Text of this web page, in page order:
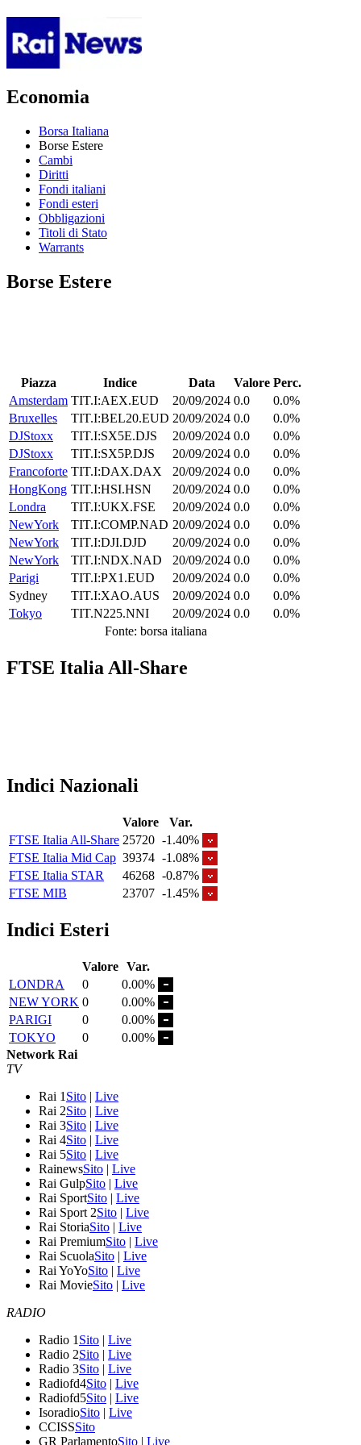
Economia
Borsa Italiana
Borse Estere
Cambi
Diritti
Fondi italiani
Fondi esteri
Obbligazioni
Titoli di Stato
Warrants
Borse Estere
Piazza Indice Data Valore Perc.
Amsterdam TIT.I:AEX.EUD 20/09/2024 0.0
0.0%
Bruxelles
TIT.I:BEL20.EUD 20/09/2024 0.0
0.0%
DJStoxx
TIT.I:SX5E.DJS 20/09/2024 0.0
0.0%
DJStoxx
TIT.I:SX5P.DJS 20/09/2024 0.0
0.0%
Francoforte TIT.I:DAX.DAX 20/09/2024 0.0
0.0%
HongKong TIT.I:HSI.HSN 20/09/2024 0.0
0.0%
Londra
TIT.I:UKX.FSE 20/09/2024 0.0
0.0%
NewYork
TIT.I:COMP.NAD 20/09/2024 0.0
0.0%
NewYork
TIT.I:DJI.DJD 20/09/2024 0.0
0.0%
NewYork
TIT.I:NDX.NAD 20/09/2024 0.0
0.0%
Parigi
TIT.I:PX1.EUD 20/09/2024 0.0
0.0%
Sydney
TIT.I:XAO.AUS 20/09/2024 0.0
0.0%
Tokyo
TIT.N225.NNI 20/09/2024 0.0
0.0%
Fonte: borsa italiana
FTSE Italia All-Share
Indici Nazionali
Valore
Var.
FTSE Italia All-Share 25720 -1.40%
FTSE Italia Mid Cap 39374 -1.08%
FTSE Italia STAR
46268 -0.87%
FTSE MIB
23707 -1.45%
Indici Esteri
Valore Var.
LONDRA
0
0.00%
NEW YORK 0
0.00%
PARIGI
0
0.00%
TOKYO
0
0.00%
Network Rai
TV
Rai 1 Sito | Live
Rai 2Sito | Live
Rai 3Sito | Live
Rai 4Sito | Live
Rai 5Sito | Live
RainewsSito | Live
Rai GulpSito | Live
Rai SportSito | Live
Rai Sport 2Sito | Live
Rai StoriaSito | Live
Rai PremiumSito | Live
Rai ScuolaSito | Live
Rai YoYoSito | Live
Rai MovieSito | Live
RADIO
Radio 1 Sito | Live
Radio 2Sito | Live
Radio 3Sito | Live
Radiofd4Sito | Live
Radiofd5Sito | Live
IsoradioSito | Live
CCISSSito
GR ParlamentoSito | Live